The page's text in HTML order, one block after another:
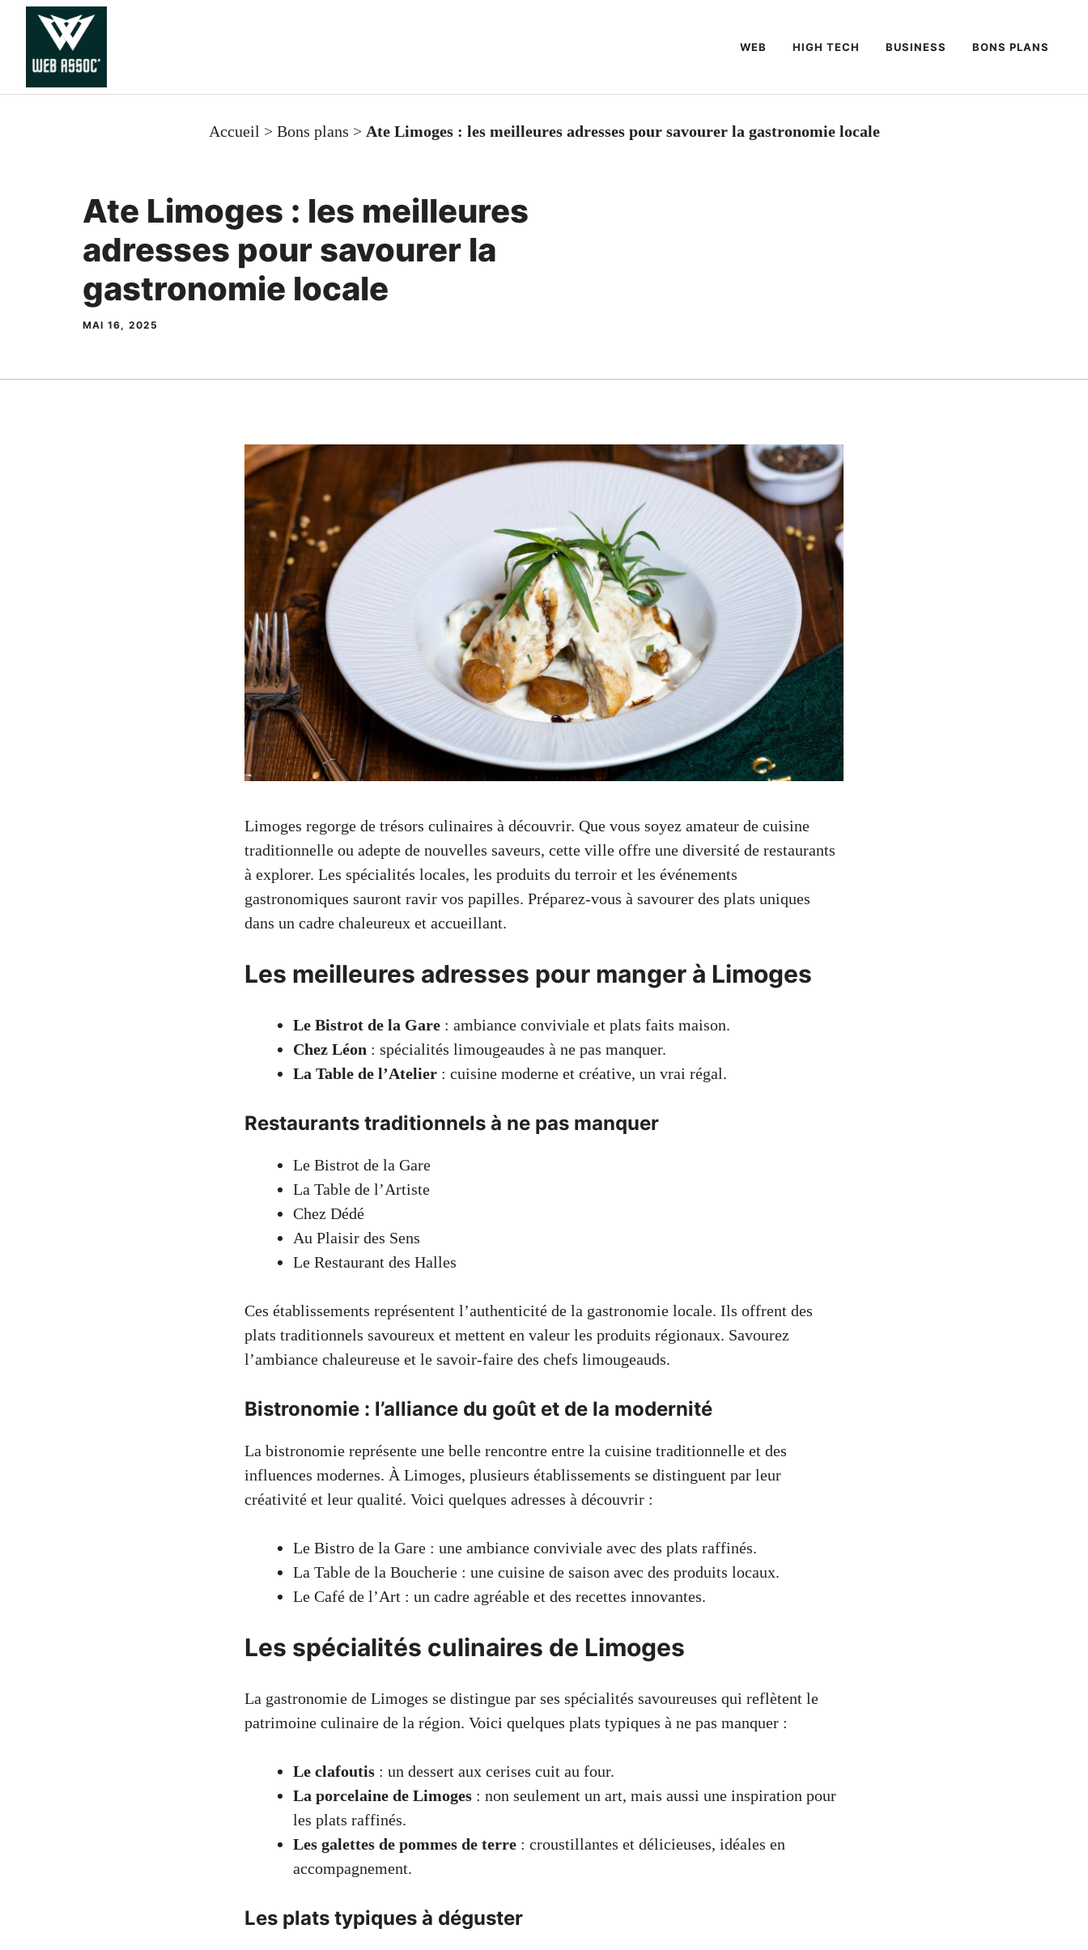
Aller
contenu
WEB HIGH TECH BUSINESS BONS PLANS
Accueil > Bons plans > Ate Limoges : les meilleures adresses pour savourer la gastronomie locale
Ate Limoges : les meilleures
adresses pour savourer la
gastronomie locale
MAI 16, 2025
Limoges regorge de trésors culinaires à découvrir. Que vous soyez amateur de cuisine
traditionnelle ou adepte de nouvelles saveurs, cette ville offre une diversité de restaurants
à explorer. Les spécialités locales, les produits du terroir et les événements
gastronomiques sauront ravir vos papilles. Préparez-vous à savourer des plats uniques
dans un cadre chaleureux et accueillant.
Les meilleures adresses pour manger à Limoges
Le Bistrot de la Gare : ambiance conviviale et plats faits maison.
Chez Léon : spécialités limougeaudes à ne pas manquer.
La Table de l’Atelier : cuisine moderne et créative, un vrai régal.
Restaurants traditionnels à ne pas manquer
Le Bistrot de la Gare
La Table de l’Artiste
Chez Dédé
Au Plaisir des Sens
Le Restaurant des Halles
Ces établissements représentent l’authenticité de la gastronomie locale. Ils offrent des
plats traditionnels savoureux et mettent en valeur les produits régionaux. Savourez
l’ambiance chaleureuse et le savoir-faire des chefs limougeauds.
Bistronomie : l’alliance du goût et de la modernité
La bistronomie représente une belle rencontre entre la cuisine traditionnelle et des
influences modernes. À Limoges, plusieurs établissements se distinguent par leur
créativité et leur qualité. Voici quelques adresses à découvrir :
Le Bistro de la Gare : une ambiance conviviale avec des plats raffinés.
La Table de la Boucherie : une cuisine de saison avec des produits locaux.
Le Café de l’Art : un cadre agréable et des recettes innovantes.
Les spécialités culinaires de Limoges
La gastronomie de Limoges se distingue par ses spécialités savoureuses qui reflètent le
patrimoine culinaire de la région. Voici quelques plats typiques à ne pas manquer :
Le clafoutis : un dessert aux cerises cuit au four.
La porcelaine de Limoges : non seulement un art, mais aussi une inspiration pour
les plats raffinés.
Les galettes de pommes de terre : croustillantes et délicieuses, idéales en
accompagnement.
Les plats typiques à déguster